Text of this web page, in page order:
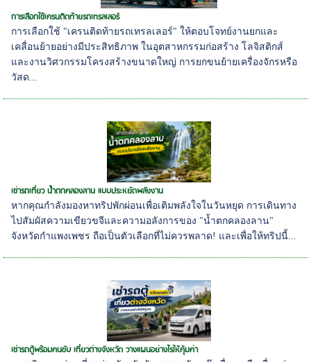
การเลือกใช้เครนติดท้ายรถเทรลเลอร์
การเลือกใช้ "เครนติดท้ายรถเทรลเลอร์" ให้ตอบโจทย์งานยกและ
เคลื่อนย้ายอย่างมีประสิทธิภาพ ในอุตสาหกรรมก่อสร้าง โลจิสติกส์
และงานวิศวกรรมโครงสร้างขนาดใหญ่ การยกขนย้ายเครื่องจักรหรือ
วัสด...
เช่ารถเที่ยว น้ำตกคลองลาน แบบประหยัดพลังงาน
หากคุณกำลังมองหาทริปพักผ่อนเพื่อเติมพลังใจในวันหยุด การเดินทาง
ไปสัมผัสความเขียวขจีและความอลังการของ "น้ำตกคลองลาน"
จังหวัดกำแพงเพชร ถือเป็นตัวเลือกที่ไม่ควรพลาด! และเพื่อให้ทริปนี้...
เช่ารถตู้พร้อมคนขับ เที่ยวต่างจังหวัด วางแผนอย่างไรให้คุ้มค่า